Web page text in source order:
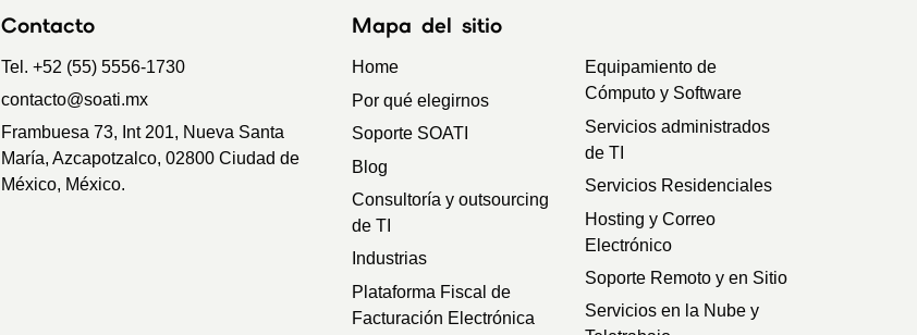
Contacto
Tel. +52 (55) 5556-1730
contacto@soati.mx
Frambuesa 73, Int 201, Nueva Santa
María, Azcapotzalco, 02800 Ciudad de
México, México.
Mapa del sitio
Home
Por qué elegirnos
Soporte SOATI
Blog
Consultoría y outsourcing
de TI
Industrias
Plataforma Fiscal de
Facturación Electrónica
Equipamiento de
Cómputo y Software
Servicios administrados
de TI
Servicios Residenciales
Hosting y Correo
Electrónico
Soporte Remoto y en Sitio
Servicios en la Nube y